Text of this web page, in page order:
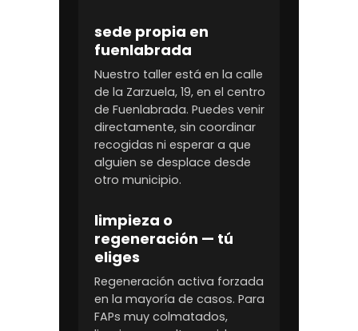
sede propia en
fuenlabrada
Nuestro taller está en la calle
de la Zarzuela, 19, en el centro
de Fuenlabrada. Puedes venir
directamente, sin coordinar
recogidas ni esperar a que
alguien se desplace desde
otro municipio.
limpieza o
regeneración — tú
eliges
Regeneración activa forzada
en la mayoría de casos. Para
FAPs muy colmatados,